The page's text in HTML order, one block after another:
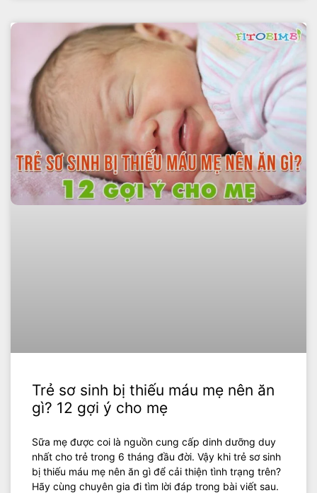
Trẻ sơ sinh bị thiếu máu mẹ nên ăn
gì? 12 gợi ý cho mẹ
Sữa mẹ được coi là nguồn cung cấp dinh dưỡng duy
nhất cho trẻ trong 6 tháng đầu đời. Vậy khi trẻ sơ sinh
bị thiếu máu mẹ nên ăn gì để cải thiện tình trạng trên?
Hãy cùng chuyên gia đi tìm lời đáp trong bài viết sau.